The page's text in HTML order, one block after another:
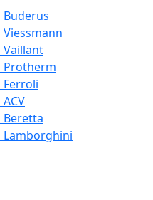
Buderus
Vaillant
Protherm
Ferroli
Beretta
Lamborghini